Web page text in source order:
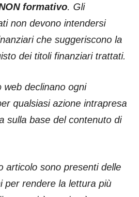
formativo. Gli
non devono intendersi
che suggeriscono la
dei titoli finanziari trattati.
web declinano ogni
qualsiasi azione intrapresa
sulla base del contenuto di
articolo sono presenti delle
per rendere la lettura più